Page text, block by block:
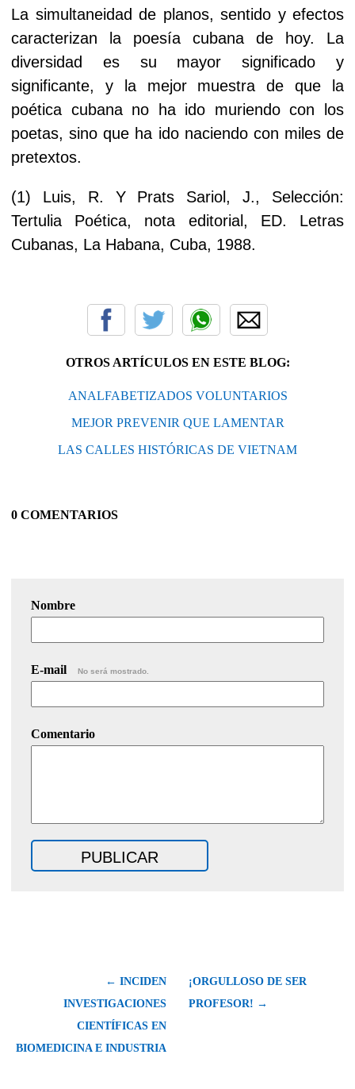
La simultaneidad de planos, sentido y efectos
caracterizan la poesía cubana de hoy. La
diversidad es su mayor significado y
significante, y la mejor muestra de que la
poética cubana no ha ido muriendo con los
poetas, sino que ha ido naciendo con miles de
pretextos.
(1) Luis, R. Y Prats Sariol, J., Selección:
Tertulia Poética, nota editorial, ED. Letras
Cubanas, La Habana, Cuba, 1988.
OTROS ARTÍCULOS EN ESTE BLOG:
ANALFABETIZADOS VOLUNTARIOS
MEJOR PREVENIR QUE LAMENTAR
LAS CALLES HISTÓRICAS DE VIETNAM
0 COMENTARIOS
Nombre
E-mail No será mostrado.
Comentario
← INCIDEN
INVESTIGACIONES
CIENTÍFICAS EN
BIOMEDICINA E INDUSTRIA
¡ORGULLOSO DE SER
PROFESOR! →